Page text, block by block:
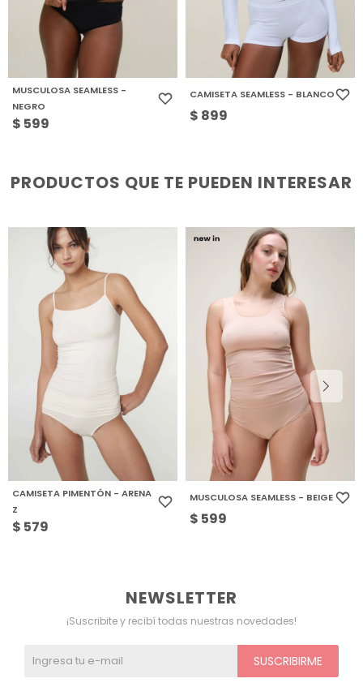
MUSCULOSA SEAMLESS -
NEGRO
$ 599
CAMISETA SEAMLESS - BLANCO
$ 899
PRODUCTOS QUE TE PUEDEN INTERESAR
CAMISETA PIMENTÓN - ARENA
Z
$ 579
MUSCULOSA SEAMLESS - BEIGE
$ 599
NEWSLETTER
¡Suscribite y recibí todas nuestras novedades!
SUSCRIBIRME